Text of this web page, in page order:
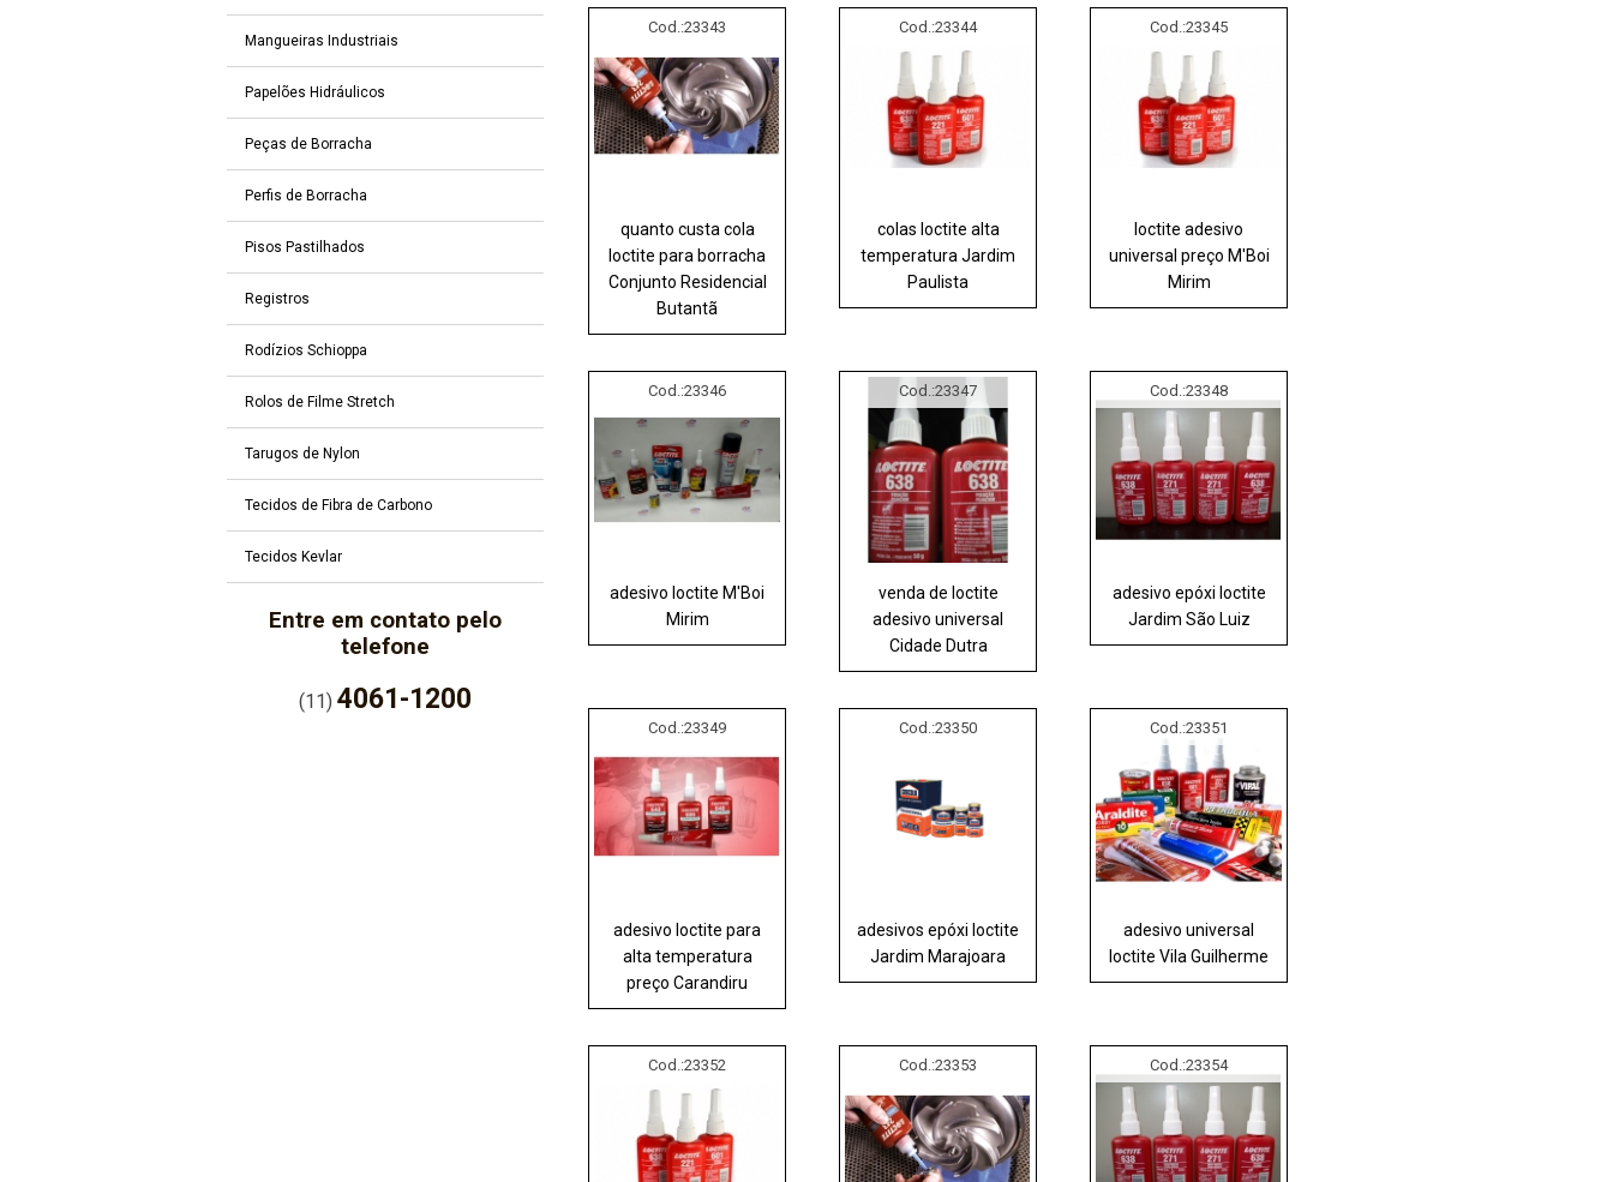
Mangueiras Industriais
Papelões Hidráulicos
Peças de Borracha
Perfis de Borracha
Pisos Pastilhados
Registros
Rodízios Schioppa
Rolos de Filme Stretch
Tarugos de Nylon
Tecidos de Fibra de Carbono
Tecidos Kevlar
Entre em contato pelo
telefone
(11)4061-1200
Cod.:23343
quanto custa cola
loctite para borracha
Conjunto Residencial
Butantã
Cod.:23344
colas loctite alta
temperatura Jardim
Paulista
Cod.:23345
loctite adesivo
universal preço M'Boi
Mirim
Cod.:23346
adesivo loctite M'Boi
Mirim
Cod.:23347
venda de loctite
adesivo universal
Cidade Dutra
Cod.:23348
adesivo epóxi loctite
Jardim São Luiz
Cod.:23349
adesivo loctite para
alta temperatura
preço Carandiru
Cod.:23350
adesivos epóxi loctite
Jardim Marajoara
Cod.:23351
adesivo universal
loctite Vila Guilherme
Cod.:23352 Cod.:23353 Cod.:23354